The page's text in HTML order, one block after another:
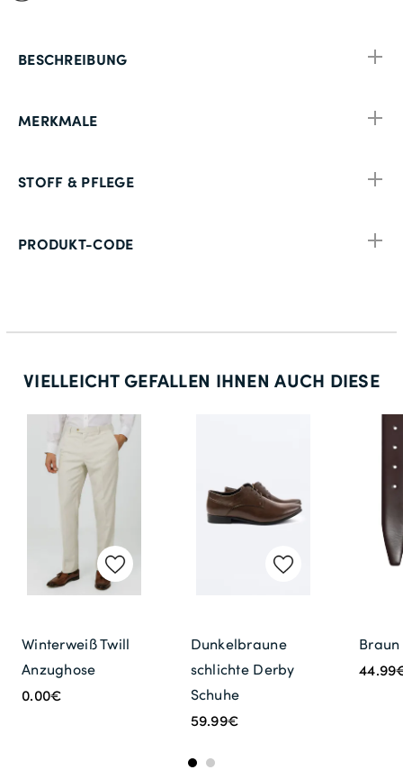
MERKMALE
BESCHREIBUNG
STOFF & PFLEGE
PRODUKT-CODE
VIELLEICHT GEFALLEN IHNEN AUCH DIESE
Winterweiß Twill
Anzughose
0.00€
Dunkelbraune
schlichte Derby
Schuhe
59.99€